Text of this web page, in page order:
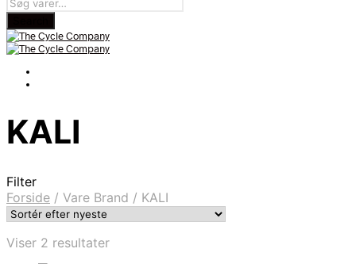
KALI
Filter
Forside / Vare Brand / KALI
Viser 2 resultaterSorteret